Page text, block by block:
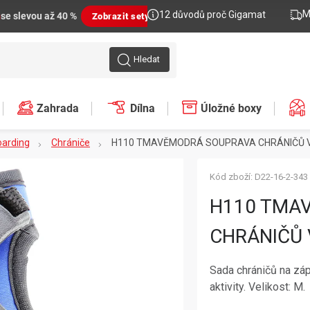
se slevou až 40 % Zobrazit sety 12 důvodů proč Gigamat
Hledat
Zahrada Dílna Úložné boxy
Chrániče H110 TMAVĚMODRÁ SOUPRAVA CHRÁNIČŮ
H110
Sada chráničů na
aktivity. Velikost: M.
Kód zboží: D22-16-2-343